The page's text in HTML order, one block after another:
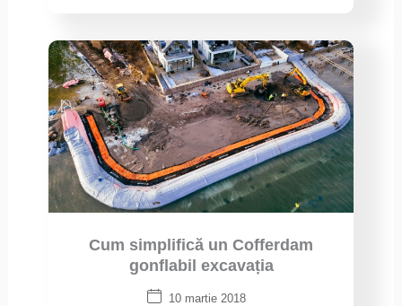
Cum simplifică un Cofferdam
gonflabil excavația
10 martie 2018